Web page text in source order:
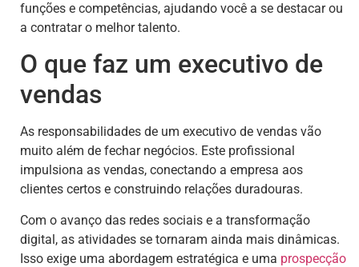
funções e competências, ajudando você a se destacar ou
a contratar o melhor talento.
O que faz um executivo de
vendas
As responsabilidades de um executivo de vendas vão
muito além de fechar negócios. Este profissional
impulsiona as vendas, conectando a empresa aos
clientes certos e construindo relações duradouras.
Com o avanço das redes sociais e a transformação
digital, as atividades se tornaram ainda mais dinâmicas.
Isso exige uma abordagem estratégica e uma prospecção